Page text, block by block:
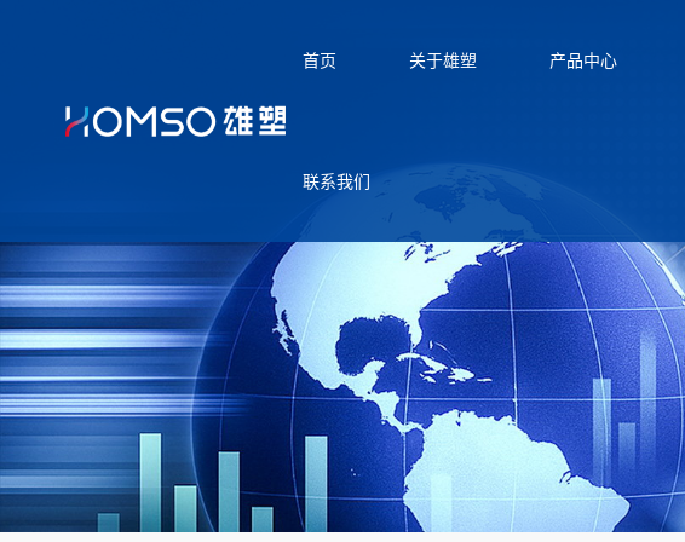
首页 关于雄塑 产品中心
联系我们